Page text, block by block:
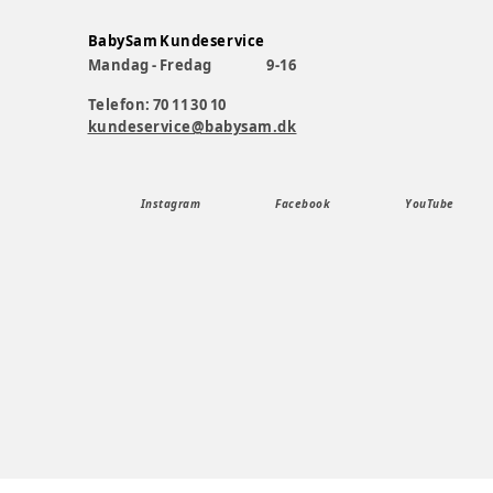
BabySam Kundeservice
Mandag - Fredag
9-16
Telefon: 70 11 30 10
kundeservice@babysam.dk
Instagram Facebook YouTube